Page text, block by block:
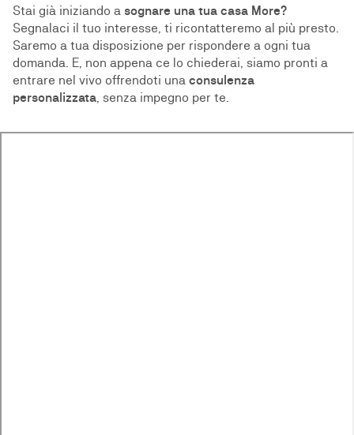
Stai già iniziando a sognare una tua casa More?
Segnalaci il tuo interesse, ti ricontatteremo al più presto.
Saremo a tua disposizione per rispondere a ogni tua
domanda. E, non appena ce lo chiederai, siamo pronti a
entrare nel vivo offrendoti una consulenza
personalizzata, senza impegno per te.